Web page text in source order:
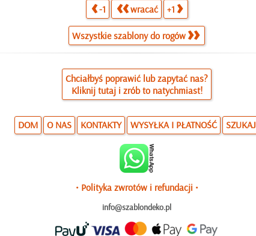
-1 wracać +1
Wszystkie szablony do rogów
Chciałbyś poprawić lub zapytać nas?
Kliknij tutaj i zrób to natychmiast!
DOM O NAS KONTAKTY WYSYŁKA I PŁATNOŚĆ SZUKAJ
• Polityka zwrotów i refundacji •
info@szablondeko.pl